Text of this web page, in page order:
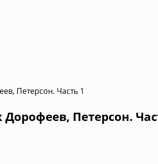
Петерсон. Часть 1
Петерсон.